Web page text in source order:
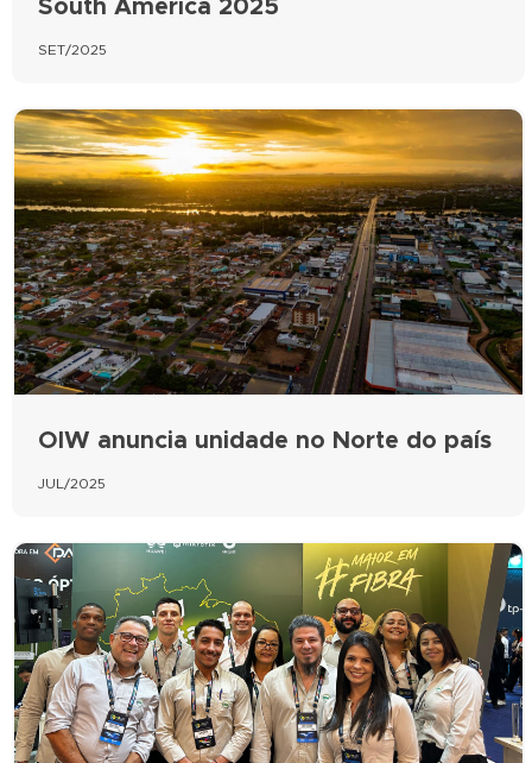
South America 2025
SET/2025
OIW anuncia unidade no Norte do país
JUL/2025